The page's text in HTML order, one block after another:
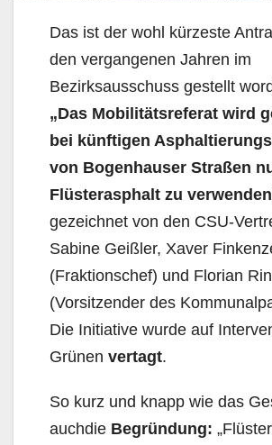
Das ist der wohl kürzeste
den vergangenen Jahren im
Bezirksausschuss gestellt
„Das Mobilitätsreferat wird
bei künftigen
von Bo­genhauser Straßen
Flüsterasphalt zu verwenden
gezeichnet von den CSU-
Sabine Geißler, Xaver
(Fraktionschef) und Florian
(Vorsitzender des
Die Initiative wurde auf
Grünen vertagt.
So kurz und knapp wie das
auchdie Begründung: